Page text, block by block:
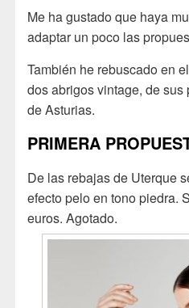
Me ha gustado que haya
adaptar un poco las
También he rebuscado en
dos abrigos vintage, de
de Asturias.
PRIMERA
De las rebajas de Uterque
efecto pelo en tono piedra.
euros. Agotado.